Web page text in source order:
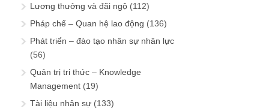
Lương thưởng và đãi ngộ (112)
Pháp chế – Quan hệ lao động (136)
Phát triển – đào tạo nhân sự nhân lực
(56)
Quản trị tri thức – Knowledge
Management (19)
Tài liệu nhân sự (133)